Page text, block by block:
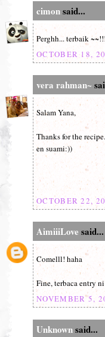
cimonsaid...
Perghh... terbaik ~~!!!
OCTOBER 18,
vera rahman~
Salam Yana,
Thanks for the
en suami:))
OCTOBER 22,
AimiiiLove said...
Comelll! haha
Fine, terbaca entry
NOVEMBER 5,
Unknownsaid...